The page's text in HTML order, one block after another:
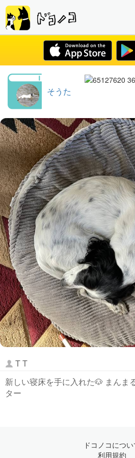
そうた
T T
新しい寝床を手に入れた🐶 まんま
ター
ドコノコにつ
利用規約